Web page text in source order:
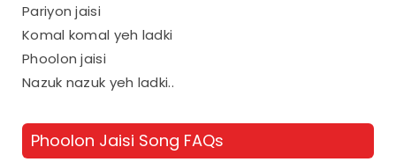
Pariyon jaisi
Komal komal yeh ladki
Phoolon jaisi
Nazuk nazuk yeh ladki..
Phoolon Jaisi Song FAQs